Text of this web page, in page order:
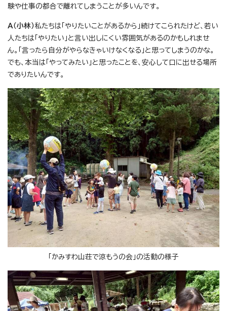
験や仕事の都合で離れてしまうことが多いんです。
A（小林）私たちは「やりたいことがあるから」続けてこられたけど、若い
人たちは「やりたい」と言い出しにくい雰囲気があるのかもしれませ
ん。「言ったら自分がやらなきゃいけなくなる」と思ってしまうのかな。
でも、本当は「やってみたい」と思ったことを、安心して口に出せる場所
でありたいんです。
「かみすわ山荘で涼もうの会」の活動の様子